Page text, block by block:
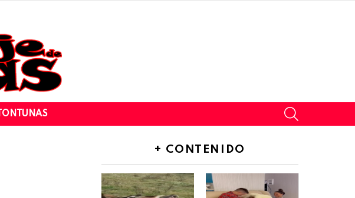
TONTUNAS
+ CONTENIDO